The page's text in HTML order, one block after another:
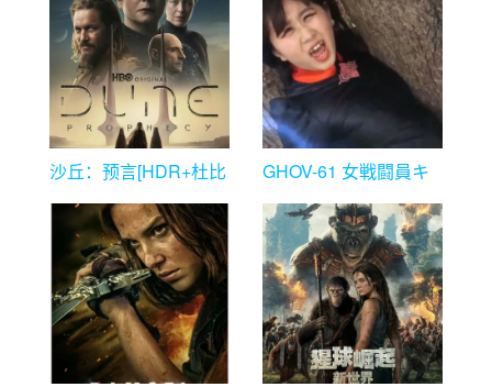
沙丘：预言[HDR+杜比
繁英字幕]
GHOV-61 女戦闘員キ